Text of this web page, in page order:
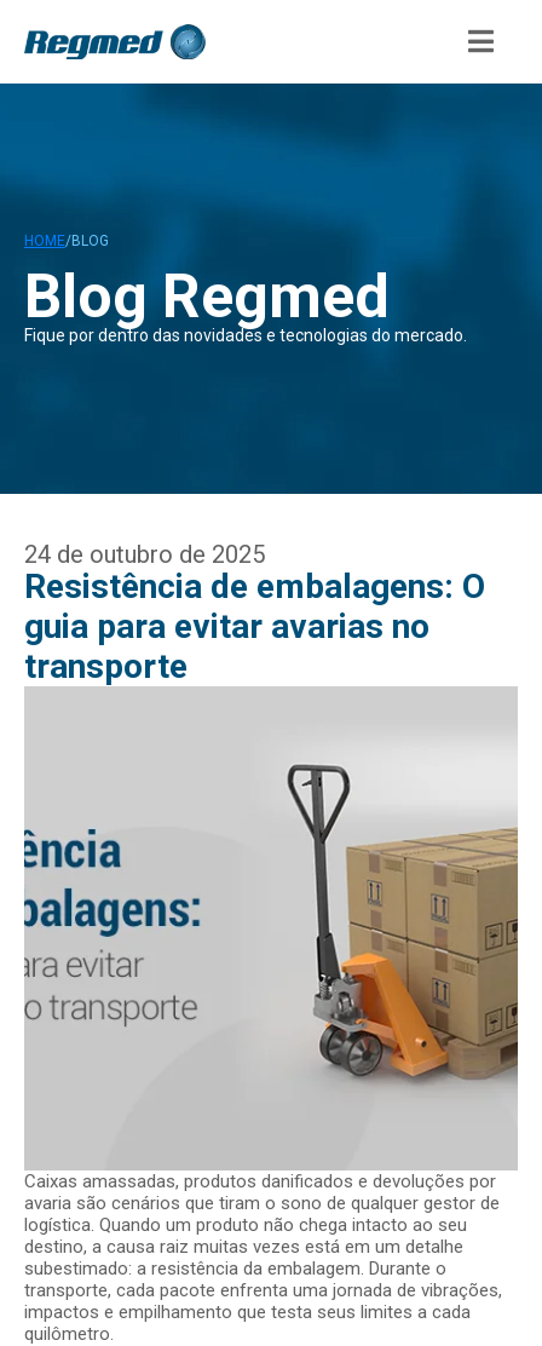
HOME/BLOG
Blog Regmed
Fique por dentro das novidades e tecnologias do mercado.
24 de outubro de 2025
Resistência de embalagens: O
guia para evitar avarias no
transporte
Caixas amassadas, produtos danificados e devoluções por
avaria são cenários que tiram o sono de qualquer gestor de
logística. Quando um produto não chega intacto ao seu
destino, a causa raiz muitas vezes está em um detalhe
subestimado: a resistência da embalagem. Durante o
transporte, cada pacote enfrenta uma jornada de vibrações,
impactos e empilhamento que testa seus limites a cada
quilômetro.